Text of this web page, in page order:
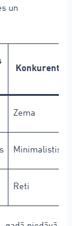
un
Konkurents B
Zema
Reti